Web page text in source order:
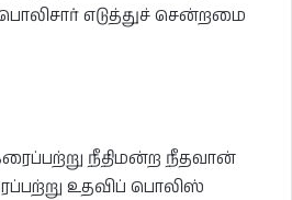
எடுத்துச் சென்றமை
நீதிமன்ற நீதவான்
உதவிப் பொலிஸ்